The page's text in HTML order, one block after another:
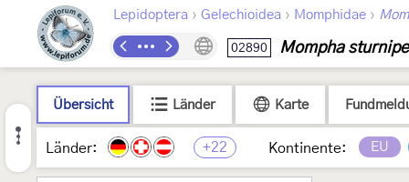
Lepidoptera › Gelechioidea › Momphidae ›
02890 Mompha
Übersicht Länder Karte
Länder: +22 Kontinente: EU